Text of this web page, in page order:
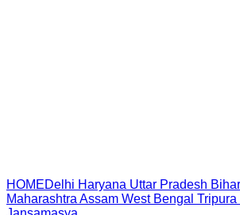
HOMEDelhi Haryana Uttar Pradesh Bihar
Maharashtra Assam West Bengal Tripura